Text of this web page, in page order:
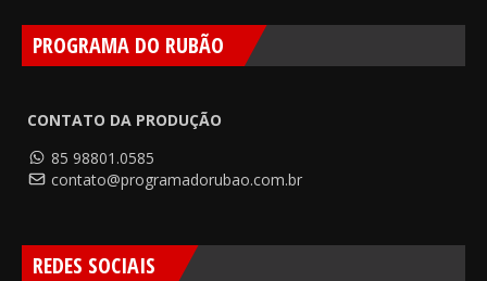
PROGRAMA DO RUBÃO
CONTATO DA PRODUÇÃO
85 98801.0585
contato@programadorubao.com.br
REDES SOCIAIS